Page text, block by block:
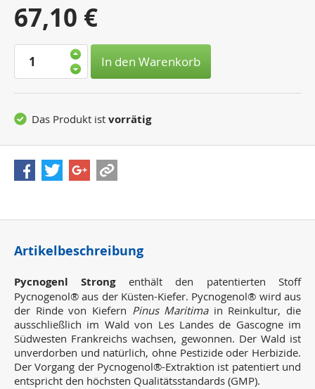
Ihr
Preis:
67,10 €
In den Warenkorb
Das Produkt ist vorrätig
Artikelbeschreibung
Pycnogenl Strongenthält den patentierten Stoff
Pycnogenol® aus der Küsten-Kiefer. Pycnogenol® wird aus
der Rinde von Kiefern Pinus Maritimain Reinkultur, die
ausschließlich im Wald von Les Landes de Gascogne im
Südwesten Frankreichs wachsen, gewonnen. Der Wald ist
unverdorben und natürlich, ohne Pestizide oder Herbizide.
Der Vorgang der Pycnogenol®-Extraktion ist patentiert und
entspricht den höchsten Qualitätsstandards (GMP).